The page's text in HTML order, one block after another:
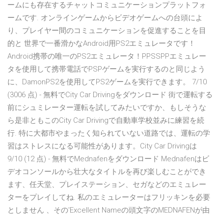
ームにも存在するチャットコミュニケーションプラットフォ
ームです. オンラインゲームからビデオゲームへの台頭によ
り、プレイヤー間のコミュニケーションを促進することを目
的と 世界で一番滑かなAndroid用PS2エミュレータです！
Android携帯の唯一のPS2エミュレータ！PPSSPPエミュレー
タを使用して携帯電話でPSPゲームを実行するのと同じよう
に、DamonPS2を使用してPS2ゲームを実行できます。 7/10
(3006 点) - 無料でCity Car Drivingをダウンロード 街で運転する
前にシュミレーター運転を試してみたいですか、もしそうな
ら是非ともこのCity Car Drivingで自動車学校並みに練習を続
行. 特に大都市やまったく知られていない道路では、運転の学
習はストレスになる可能性があります。City Car Drivingは
9/10 (12 点) - 無料でMednafenをダウンロード Mednafenはビ
デオコンソールから壮大なタイトルを再び楽しむことができ
ます、任天堂、プレイステーション、セガなどのエミュレー
ターをプレイしてね. 私のエミュレーターはフリッキンを必要
としません 、その'Excellent Nameの頭文字のMEDNAFENが由